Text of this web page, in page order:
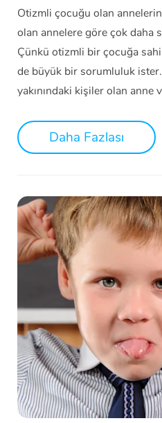
Otizmli çocuğu olan
olan annelere göre çok daha
Çünkü otizmli bir çocuğa
de büyük bir sorumluluk
yakınındaki kişiler olan anne
Daha Fazlası